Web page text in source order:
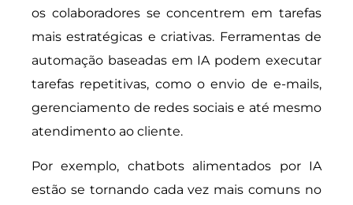
os colaboradores se concentrem em tarefas
mais estratégicas e criativas. Ferramentas de
automação baseadas em IA podem executar
tarefas repetitivas, como o envio de e-mails,
gerenciamento de redes sociais e até mesmo
atendimento ao cliente.
Por exemplo, chatbots alimentados por IA
estão se tornando cada vez mais comuns no